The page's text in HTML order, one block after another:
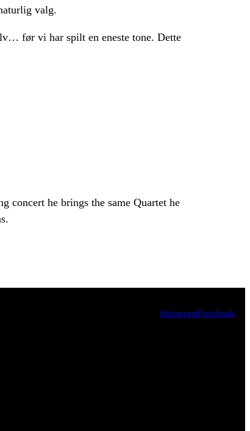
valg.
før vi har spilt en eneste tone. Dette
concert he brings the same Quartet he
InstagramFacebook